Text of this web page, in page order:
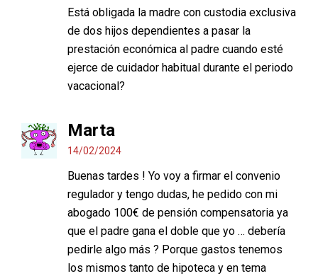
Está obligada la madre con custodia exclusiva
de dos hijos dependientes a pasar la
prestación económica al padre cuando esté
ejerce de cuidador habitual durante el periodo
vacacional?
Marta
14/02/2024
Buenas tardes ! Yo voy a firmar el convenio
regulador y tengo dudas, he pedido con mi
abogado 100€ de pensión compensatoria ya
que el padre gana el doble que yo … debería
pedirle algo más ? Porque gastos tenemos
los mismos tanto de hipoteca y en tema